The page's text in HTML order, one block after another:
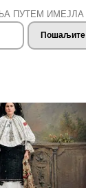
ПУТЕМ ИМЕЈЛА
Пошаљите